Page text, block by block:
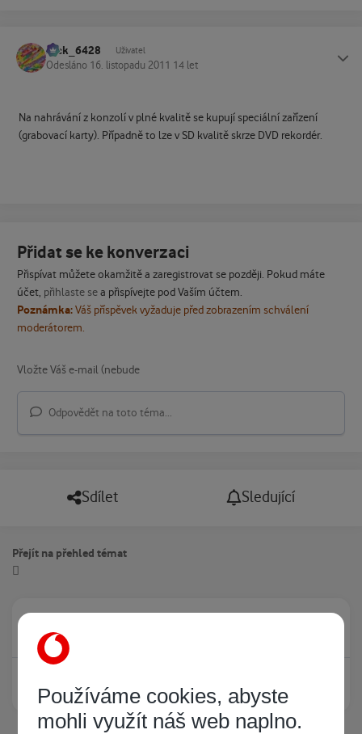
Jack_6428 Uživatel
Odesláno 16. listopadu 2011 14 let
Na nahrávání z konzolí v plné kvalitě se kupují speciální zařízení
(grabovací karty). Případně to lze v SD kvalitě skrze DVD rekordér.
Přidat se ke konverzaci
Přispívat můžete okamžitě a zaregistrovat se později. Pokud máte
účet, přihlaste sea přispívejte pod Vaším účtem.
Poznámka:Váš příspěvek vyžaduje před zobrazením schválení
moderátorem.
Odpovědět na toto téma...
Sdílet Sledující
Přejít na přehled témat
Právě prohlíží tuto stránku
Žádný registrovaný uživatel si neprohlíží tuto stránku
Používáme cookies, abyste
mohli využít náš web naplno.